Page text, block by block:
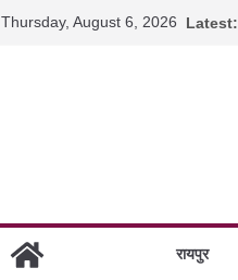
Thursday, August 6, 2026 Latest:
रायपुर